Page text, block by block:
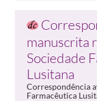
manuscrita
Sociedade
Lusitana
Correspondência
Farmacêutica